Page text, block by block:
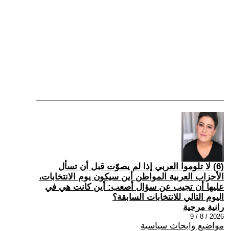
(6) لا تلوموا العربي إذا لم يصوّت قبل أن تسأل
الأحزاب العربية المواطن أين سيكون يوم الانتخابات،
عليها أن تجيب عن سؤال أصعب: أين كانت هي في
اليوم التالي للانتخابات السابقة؟
رانية مرجية
2026 / 8 / 9
مواضيع وابحاث سياسية